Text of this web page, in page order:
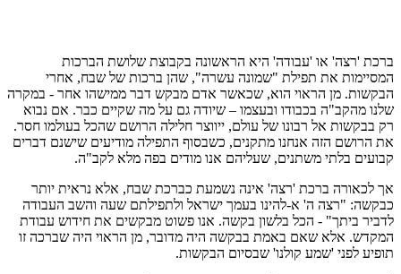
ברכת 'רצה' או 'עבודה' היא הראשונה בקבוצת שלושת הברכות
המסיימות את תפילת "שמונה עשרה", שהן ברכות של שבח, אחרי
הבקשות. מן הראוי הוא, שכאשר אדם מבקש דבר ממישהו אחר - במקרה
שלנו מהקב"ה בכבודו ובעצמו – שיודה גם על מה שקיים כבר. אם נבוא
רק בבקשות אל רבונו של עולם, ייווצר חלילה הרושם שהכל בעולמו חסר.
את הרושם הזה אנחנו מתקנים, כשבסוף התפילה מודיעים שישנם דברים
קבועים בלתי משתנים, שעליהם אנו מודים בפה מלא לקב"ה.
אך לכאורה ברכת 'רצה' אינה נשמעת כברכת שבח, אלא נראית יותר
כבקשה: "רצה ה' א-להינו בעמך ישראל ולתפילתם שעה והשב העבודה
לדביר ביתך" - הכל בלשון בקשה. אנו פשוט מבקשים את חידוש עבודת
המקדש. אלא שאם באמת בבקשה היה מדובר, מן הראוי היה שברכה זו
תופיע לפני 'שמע קולנו' שבסיום הבקשות.